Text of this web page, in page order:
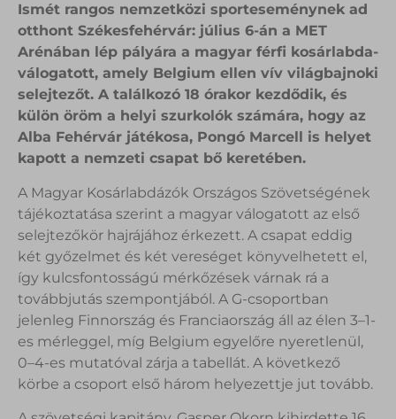
Ismét rangos nemzetközi sporteseménynek ad
otthont Székesfehérvár: július 6-án a MET
Arénában lép pályára a magyar férfi kosárlabda-
válogatott, amely Belgium ellen vív világbajnoki
selejtezőt. A találkozó 18 órakor kezdődik, és
külön öröm a helyi szurkolók számára, hogy az
Alba Fehérvár játékosa, Pongó Marcell is helyet
kapott a nemzeti csapat bő keretében.
A Magyar Kosárlabdázók Országos Szövetségének
tájékoztatása szerint a magyar válogatott az első
selejtezőkör hajrájához érkezett. A csapat eddig
két győzelmet és két vereséget könyvelhetett el,
így kulcsfontosságú mérkőzések várnak rá a
továbbjutás szempontjából. A G-csoportban
jelenleg Finnország és Franciaország áll az élen 3–1-
es mérleggel, míg Belgium egyelőre nyeretlenül,
0–4-es mutatóval zárja a tabellát. A következő
körbe a csoport első három helyezettje jut tovább.